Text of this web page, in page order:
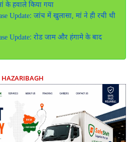
के हवाले किया गया
Update: जांच में खुलासा, मां ने ही रची थी
Update: रोड जाम और हंगामे के बाद
HAZARIBAGH